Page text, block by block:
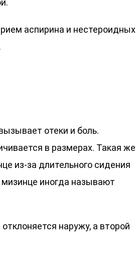
аспирина и нестероидных
отеки и боль.
в размерах. Такая же
из-за длительного сидения
иногда называют
наружу, а второй